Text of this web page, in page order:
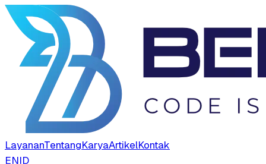
LayananTentangKaryaArtikelKontak
ENID